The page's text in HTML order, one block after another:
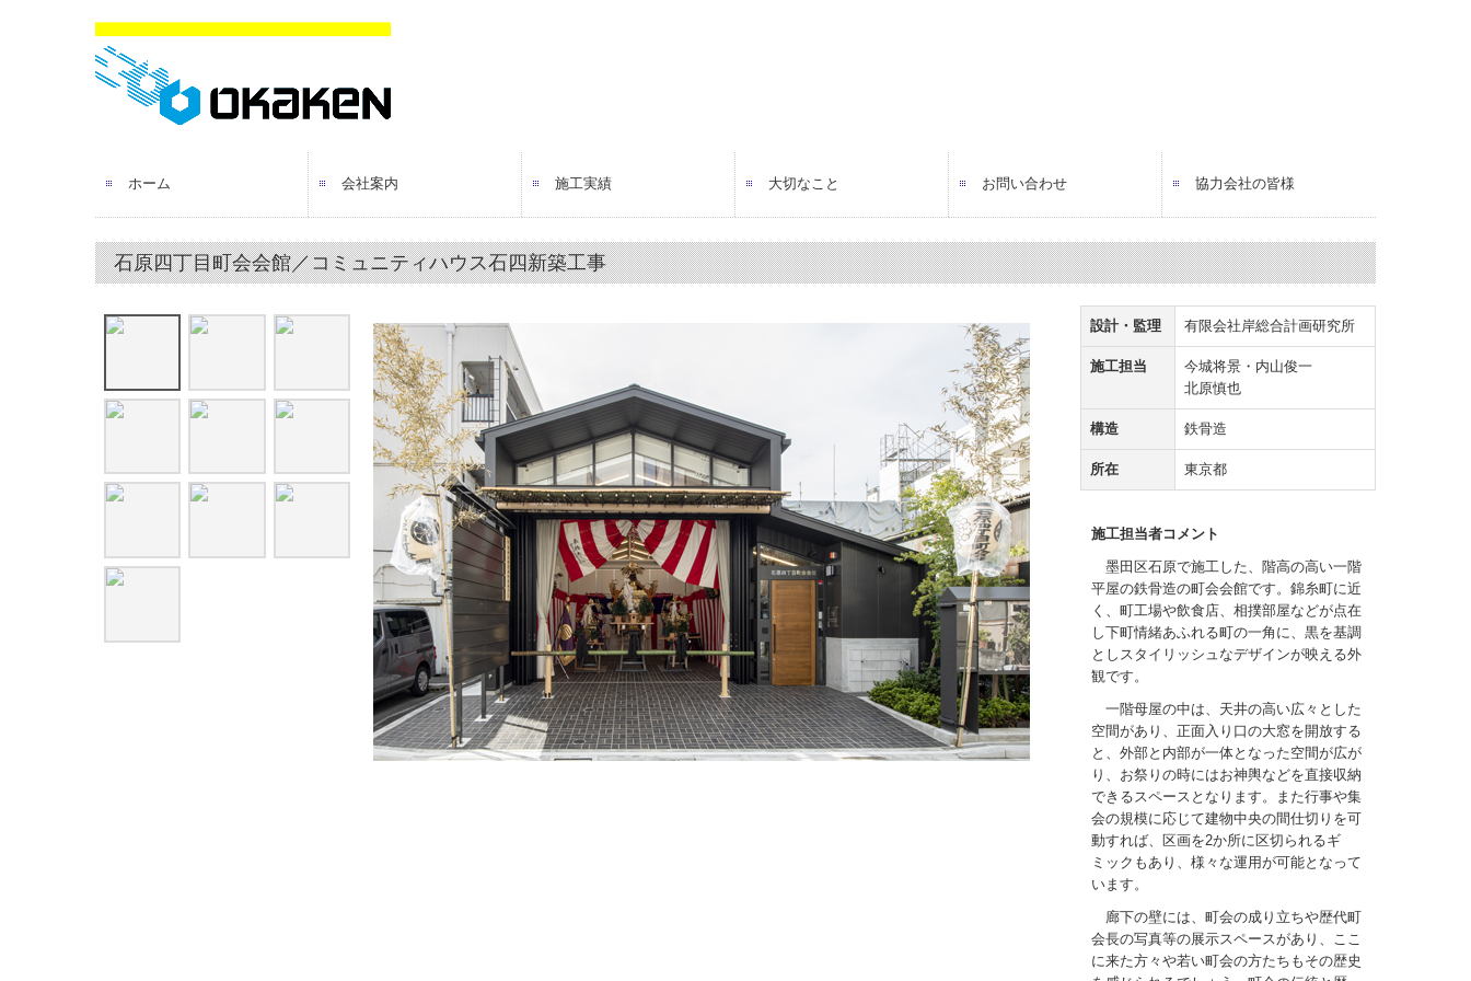
ホーム 会社案内
企業理念
会社概要・沿革
歴史
アクセス
グループ会社・協力会社
個人情報保護方針
施工実績
用途一覧
個人住宅
共同住宅
店舗・事務所
工場・倉庫
医療・福祉
公共・教育
神社・仏閣
改修
その他
大切なこと
メッセージ
建築の式典
お問い合わせ 協力会社の皆様
石原四丁目町会会館／コミュニティハウス石四新築工事
設計・監理 有限会社岸総合計画研究所
施工担当
今城将景・内山俊一
北原慎也
構造 鉄骨造
所在 東京都
施工担当者コメント
墨田区石原で施工した、階高の高い一階
平屋の鉄骨造の町会会館です。錦糸町に近
く、町工場や飲食店、相撲部屋などが点在
し下町情緒あふれる町の一角に、黒を基調
としスタイリッシュなデザインが映える外
観です。
一階母屋の中は、天井の高い広々とした
空間があり、正面入り口の大窓を開放する
と、外部と内部が一体となった空間が広が
り、お祭りの時にはお神輿などを直接収納
できるスペースとなります。また行事や集
会の規模に応じて建物中央の間仕切りを可
動すれば、区画を2か所に区切られるギ
ミックもあり、様々な運用が可能となって
います。
廊下の壁には、町会の成り立ちや歴代町
会長の写真等の展示スペースがあり、ここ
に来た方々や若い町会の方たちもその歴史